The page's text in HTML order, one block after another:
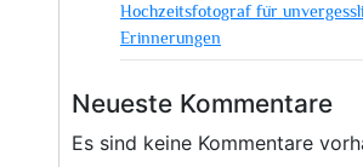
Hochzeitsfotograf für
Erinnerungen
Neueste Kommentare
Es sind keine Kommentare